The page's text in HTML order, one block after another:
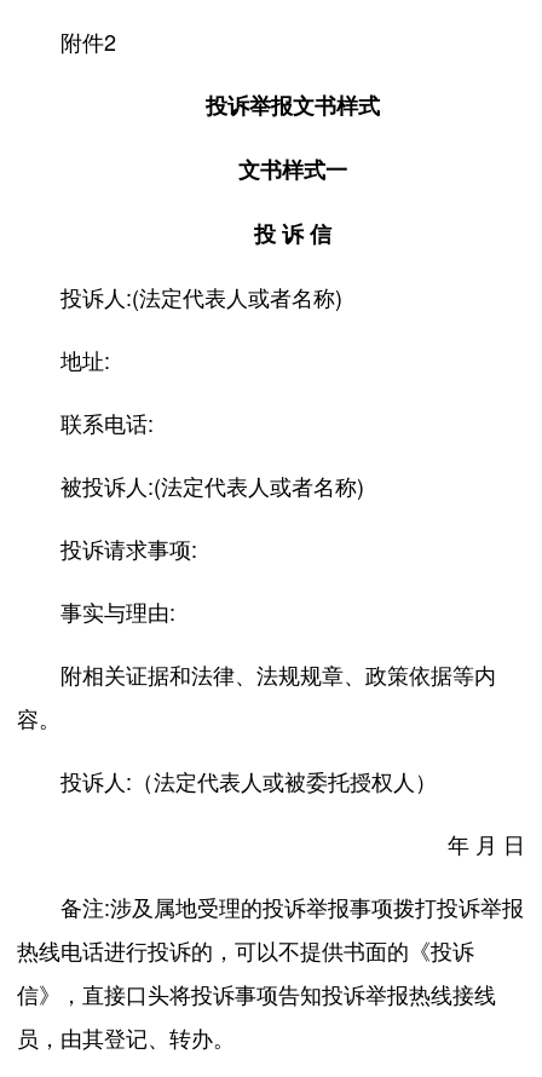
附件2
投诉举报文书样式
文书样式一
投 诉 信
投诉人:(法定代表人或者名称)
地址:
联系电话:
被投诉人:(法定代表人或者名称)
投诉请求事项:
事实与理由:
附相关证据和法律、法规规章、政策依据等内
容。
投诉人:（法定代表人或被委托授权人）
年 月 日
备注:涉及属地受理的投诉举报事项拨打投诉举报
热线电话进行投诉的，可以不提供书面的《投诉
信》，直接口头将投诉事项告知投诉举报热线接线
员，由其登记、转办。